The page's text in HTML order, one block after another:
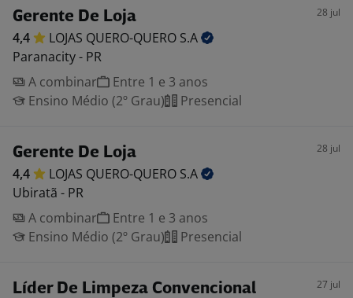
Gerente De Loja 28 jul
4,4 LOJAS QUERO-QUERO S.A
Paranacity - PR
A combinar
Entre 1 e 3 anos
Ensino Médio (2º Grau)
Presencial
Gerente De Loja 28 jul
4,4 LOJAS QUERO-QUERO S.A
Ubiratã - PR
A combinar
Entre 1 e 3 anos
Ensino Médio (2º Grau)
Presencial
Líder De Limpeza Convencional 27 jul